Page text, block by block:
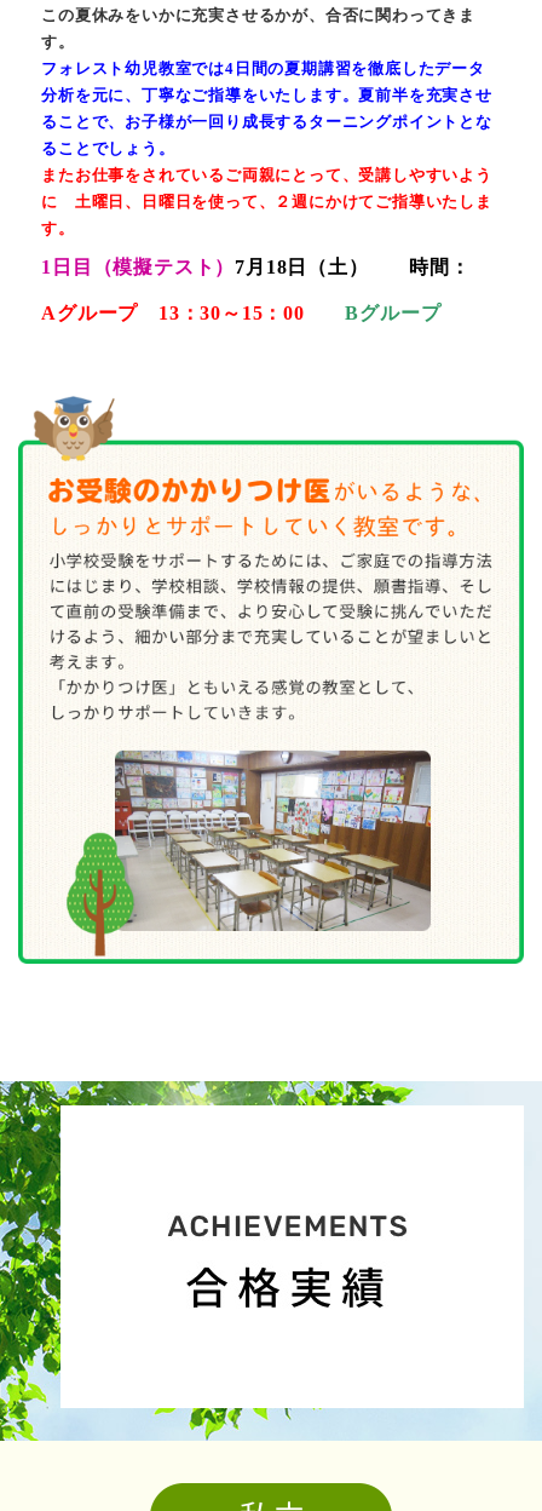
この夏休みをいかに充実させるかが、合否に関わってきま
す。
フォレスト幼児教室では4 日間の夏期講習を徹底したデータ
分析を元に、丁寧なご指導をいたします。夏前半を充実させ
ることで、お子様が一回り成長するターニングポイントとな
ることでしょう。
またお仕事をされているご両親にとって、受講しやすいよう
に 土曜日、日曜日を使って、２週にかけてご指導いたしま
す。
1日目（模擬テスト） 7月18日（土） 時間：
Aグループ 13：30～15：00 Bグループ
2日目～4日目7月19日（日） 7月25日
（土） 7月26日（日）の 全４日間 （単発受講
も可能）
時間：Aグループ 13：00～15：00Bグル
ープ 15：30～17：30
なおグループ分けは人数の割り振りの関係で、教
4日間、大変充実した講習となっております。各日
程における詳細は「もっと見る」からどうぞ
（PDFにてお知らせをご欄になれます）
もっと見る
2026/06/03
ちが受講され合格につながりました。
フォレスト幼児教室ならではの、きめ細かいご指導が大
きなステップアップにつながります。
＜発言力特訓 受験のための発言力を徹底指導！全4回
＞（年長対象）
行動観察が重視される学校では欠かせないグループでの話し
合い、制作、ゲームなど課題。
この夏休み、発言することへの自信をつけることが合格のキ
ーポイントです。
7月まで、4回の発言力特訓を行います。１時間４
５分の講習です。日程等は、詳細をご覧くださ